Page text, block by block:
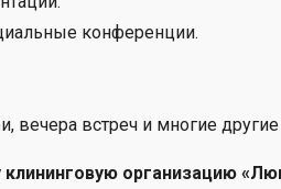
конференции.
вечера встреч и многие
организацию